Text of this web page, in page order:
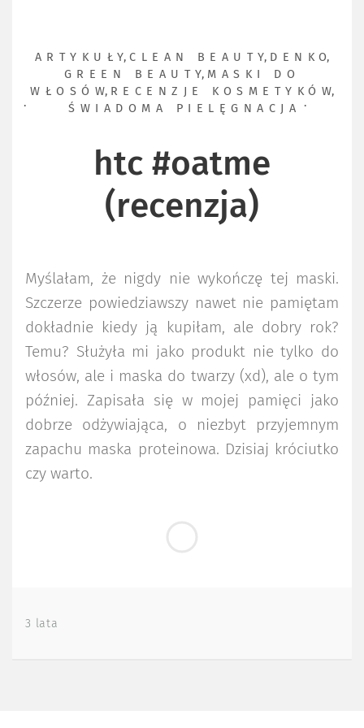
ARTYKUŁY,CLEAN BEAUTY, DENKO,
GREEN BEAUTY, MASKI DO
WŁOSÓW, RECENZJE KOSMETYKÓW,
ŚWIADOMA PIELĘGNACJA
htc #oatme
(recenzja)
Myślałam, że nigdy nie wykończę tej maski.
Szczerze powiedziawszy nawet nie pamiętam
dokładnie kiedy ją kupiłam, ale dobry rok?
Temu? Służyła mi jako produkt nie tylko do
włosów, ale i maska do twarzy (xd), ale o tym
później. Zapisała się w mojej pamięci jako
dobrze odżywiająca, o niezbyt przyjemnym
zapachu maska proteinowa. Dzisiaj króciutko
czy warto.
3 lata